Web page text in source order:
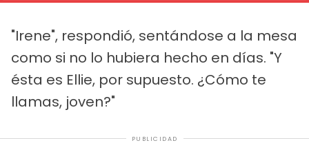
"Irene", respondió, sentándose a la mesa
como si no lo hubiera hecho en días. "Y
ésta es Ellie, por supuesto. ¿Cómo te
llamas, joven?"
PUBLICIDAD